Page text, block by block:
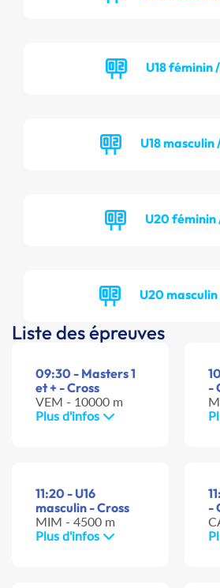
U18 féminin
U18 masculin
U20 féminin
U20 masculin
Liste des épreuves
09:30 - Masters 1
et + - Cross
VEM - 10000 m
Plus d'infos
-
11:20 - U16
masculin - Cross
MIM - 4500 m
Plus d'infos
-